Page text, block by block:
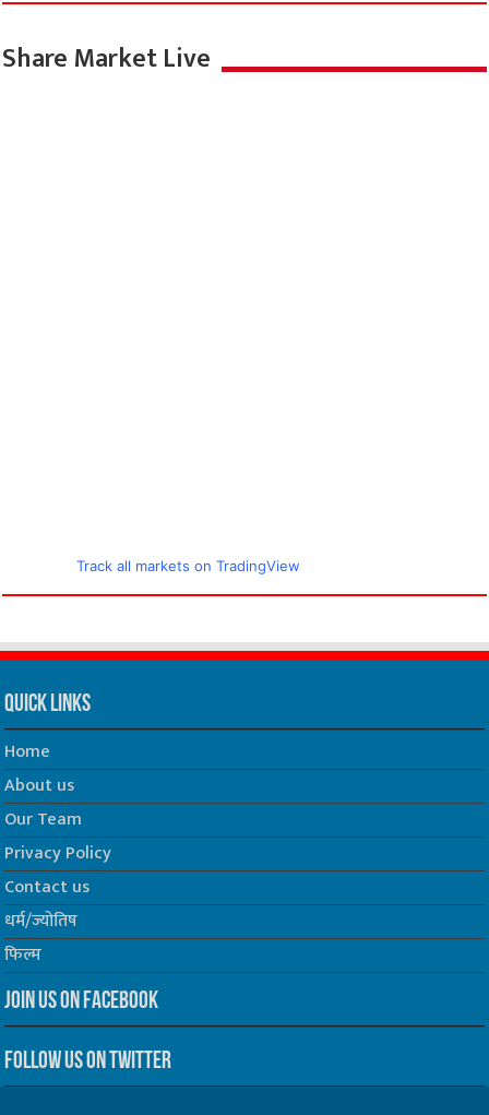
Share Market Live
Track all markets on TradingView
Quick Links
Home
About us
Our Team
Privacy Policy
Contact us
धर्म/ज्योतिष
फिल्म
Join us on Facebook
Follow us on Twitter